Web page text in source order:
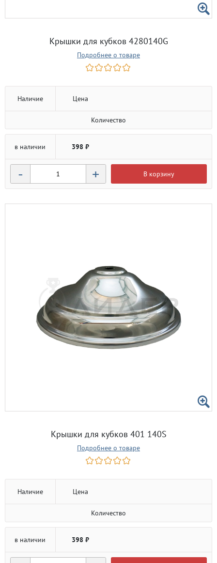
Крышки для кубков 4280140G
Подробнее о товаре
Наличие Цена
Количество
в наличии 398 ₽
- + В корзину
Крышки для кубков 401 140S
Подробнее о товаре
Наличие Цена
Количество
в наличии 398 ₽